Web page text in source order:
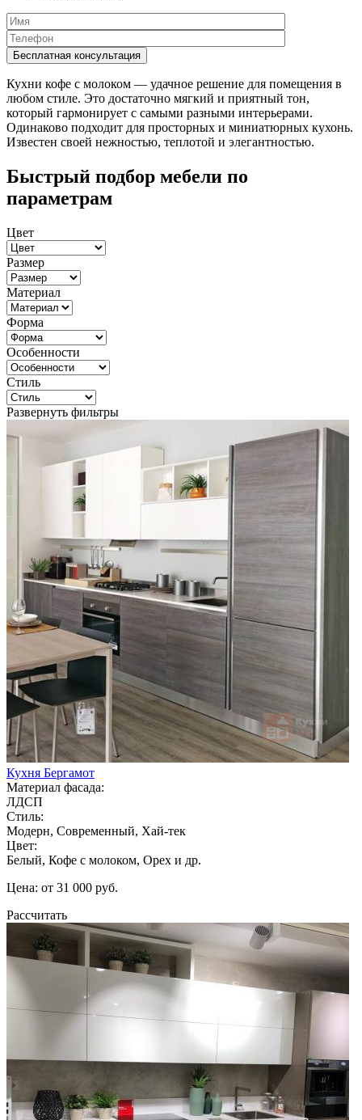
Кухни кофе с молоком — удачное решение для помещения в
любом стиле. Это достаточно мягкий и приятный тон,
который гармонирует с самыми разными интерьерами.
Одинаково подходит для просторных и миниатюрных кухонь.
Известен своей нежностью, теплотой и элегантностью.
Быстрый подбор мебели по
параметрам
Цвет
Размер
Материал
Форма
Особенности
Стиль
Развернуть фильтры
Кухня Бергамот
Материал фасада:
ЛДСП
Стиль:
Модерн, Современный, Хай-тек
Цвет:
Белый, Кофе с молоком, Орех и др.
Цена: от 31 000 руб.
Рассчитать